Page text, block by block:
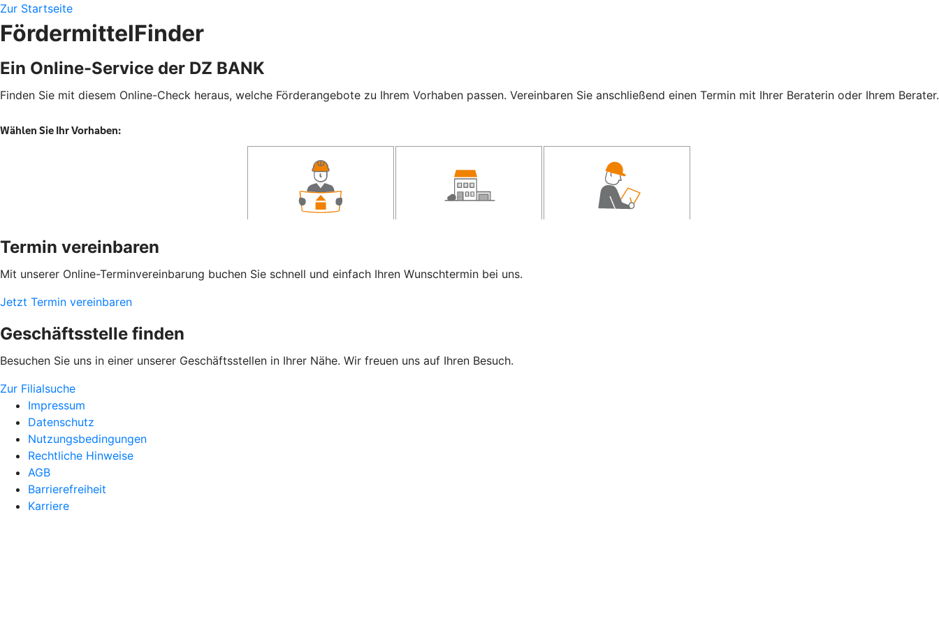
Zur Startseite
FördermittelFinder
Ein Online-Service der DZ BANK
Finden Sie mit diesem Online-Check heraus, welche Förderangebote zu Ihrem Vorhaben passen. Vereinbaren Sie anschließend einen Termin mit Ihrer Beraterin oder Ihrem Berater.
Termin vereinbaren
Mit unserer Online-Terminvereinbarung buchen Sie schnell und einfach Ihren Wunschtermin bei uns.
Jetzt Termin vereinbaren
Geschäftsstelle finden
Besuchen Sie uns in einer unserer Geschäftsstellen in Ihrer Nähe. Wir freuen uns auf Ihren Besuch.
Zur Filialsuche
Impressum
Datenschutz
Nutzungsbedingungen
Rechtliche Hinweise
AGB
Barrierefreiheit
Karriere